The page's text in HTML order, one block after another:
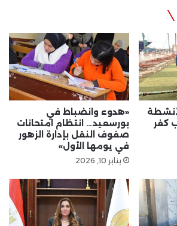
كفر
«هدوء وانضباط في
بورسعيد… انتظام امتحانات
صفوف النقل بإدارة الزهور
في يومها الأول»
يناير 10, 2026